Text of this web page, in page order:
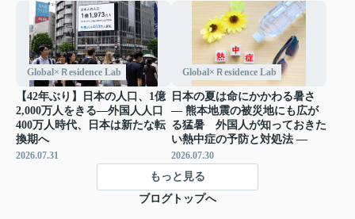
Global×Ｒesidence Lab
【42年ぶり】日本の人口、1億
2,000万人をきる―外国人人口
400万人時代、日本は新たな転
換期へ
2026.07.31
Global×Ｒesidence Lab
日本の夏は命にかかわる暑さ
― 熊本地震の被災地にも広が
る猛暑 外国人が知っておきた
い熱中症の予防と対処法 ―
2026.07.30
もっと見る
ブログトップへ